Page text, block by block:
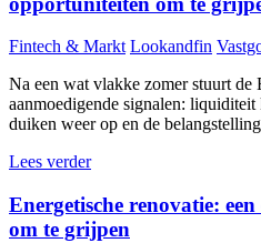
Fintech & Markt Lookandfin
Na een wat vlakke zomer stuurt de
aanmoedigende signalen: liquiditeit
duiken weer op en de
Lees verder
Energetische renovatie:
om te grijpen